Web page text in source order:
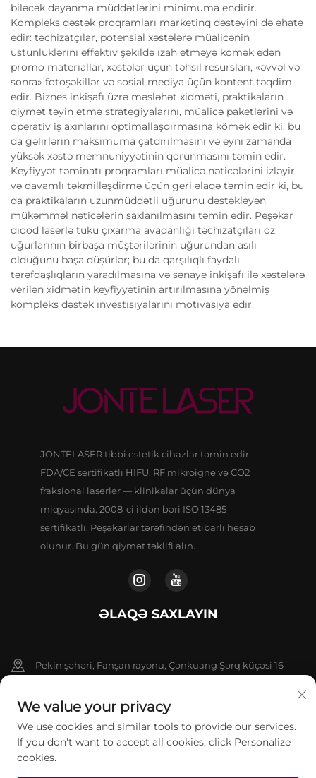
biləcək dayanma müddətlərini minimuma endirir.
Kompleks dəstək proqramları marketinq dəstəyini də əhatə
edir: təchizatçılar, potensial xəstələrə müalicənin
üstünlüklərini effektiv şəkildə izah etməyə kömək edən
promo materiallar, xəstələr üçün təhsil resursları, «əvvəl və
sonra» fotoşəkillər və sosial mediya üçün kontent təqdim
edir. Biznes inkişafı üzrə məsləhət xidməti, praktikaların
qiymət təyin etmə strategiyalarını, müalicə paketlərini və
operativ iş axınlarını optimallaşdırmasına kömək edir ki, bu
da gəlirlərin maksimuma çatdırılmasını və eyni zamanda
yüksək xəstə memnuniyyətinin qorunmasını təmin edir.
Keyfiyyət təminatı proqramları müalicə nəticələrini izləyir
və davamlı təkmilləşdirmə üçün geri əlaqə təmin edir ki, bu
da praktikaların uzunmüddətli uğurunu dəstəkləyən
mükəmməl nəticələrin saxlanılmasını təmin edir. Peşəkar
diood laserlə tükü çıxarma avadanlığı təchizatçıları öz
uğurlarının birbaşa müştərilərinin uğurundan asılı
olduğunu başa düşürlər; bu da qarşılıqlı faydalı
tərəfdaşlıqların yaradılmasına və sənaye inkişafı ilə xəstələrə
verilən xidmətin keyfiyyətinin artırılmasına yönəlmiş
kompleks dəstək investisiyalarını motivasiya edir.
JONTELASER tibbi estetik cihazlar təmin edir:
FDA/CE sertifikatlı HIFU, RF mikroigne və CO2
fraksional laserlər — klinikalar üçün dünya
miqyasında. 2008-ci ildən bəri ISO 13485
sertifikatlı. Peşəkarlar tərəfindən etibarlı hesab
olunur. Bu gün qiymət təklifi alın.
ƏLAQƏ SAXLAYIN
Pekin şəhəri, Fanşan rayonu, Çənkuang Şərq küçəsi 16
+86-13911459627
[email protected]
We value your privacy
We use cookies and similar tools to provide our services.
If you don't want to accept all cookies, click Personalize
cookies.